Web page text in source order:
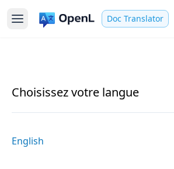
Doc Translator
Choisissez votre langue
English